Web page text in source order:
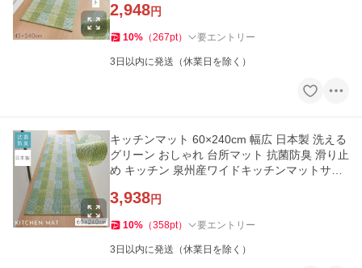
2,948円
10% （267pt） 要エントリー
3日以内に発送（休業日を除く）
キッチンマット 60×240cm 幅広 日本製 洗える
グリーン おしゃれ 台所マット 抗菌防臭 滑り止
め キッチン 泉州産ワイドキッチンマットサニ
3,938円
10% （358pt） 要エントリー
3日以内に発送（休業日を除く）